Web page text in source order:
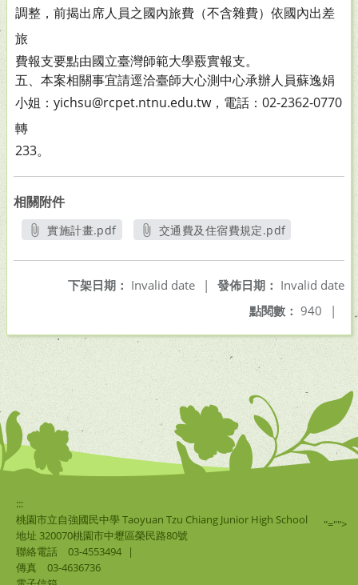
調整，前揭出席人員之國內旅費（不含雜費）依國內出差
旅
費報支要點由國立臺灣師範大學覈實報支。
五、本案相關事宜請逕洽臺師大心測中心承辦人員蘇逸娟
小姐：yichsu@rcpet.ntnu.edu.tw，電話：02-2362-0770
轉
233。
相關附件
實施計畫.pdf
交通費及住宿費規定.pdf
發佈日期： Invalid date
下架日期： Invalid date
|
點閱數： 940 |
:::
桃園市立自強國民中學 Taoyuan Tzu Chiang Junior High School
地址 320070桃園市中壢區榮民路80號
聯絡電話
03-4553494
|
傳真
03-4636736
"="">